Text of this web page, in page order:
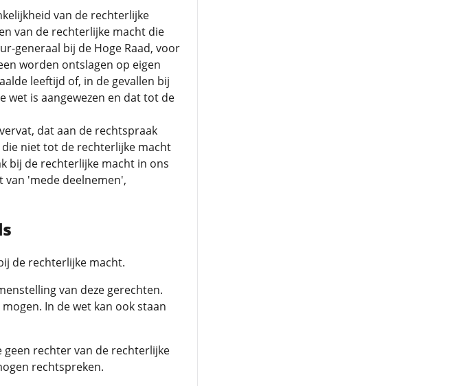
van de rechterlijke
van de rechterlijke macht die
generaal bij de Hoge Raad, voor
worden ontslagen op eigen
leeftijd of, in de gevallen bij
wet is aangewezen en dat tot de
dat aan de rechtspraak
niet tot de rechterlijke macht
bij de rechterlijke macht in ons
van 'mede deelnemen',
de rechterlijke macht.
van deze gerechten.
In de wet kan ook staan
geen rechter van de rechterlijke
rechtspreken.